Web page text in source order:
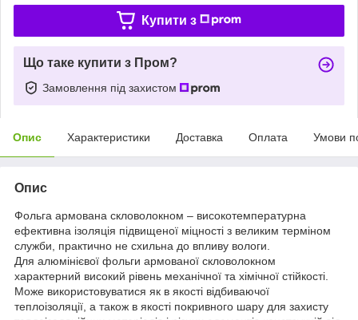
Купити з
Що таке купити з Пром?
Замовлення під захистом
Опис Характеристики Доставка Оплата Умови
Опис
Фольга армована скловолокном – високотемпературна
ефективна ізоляція підвищеної міцності з великим терміном
служби, практично не схильна до впливу вологи.
Для алюмінієвої фольги армованої скловолокном
характерний високий рівень механічної та хімічної стійкості.
Може використовуватися як в якості відбиваючої
теплоізоляції, а також в якості покривного шару для захисту